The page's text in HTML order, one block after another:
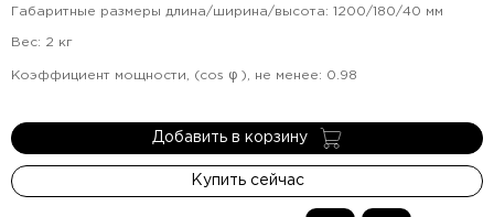
Габаритные размеры длина/ширина/высота: 1200/180/40 мм
Вес: 2 кг
Коэффициент мощности, (cos φ ), не менее: 0.98
Добавить в корзину
Купить сейчас